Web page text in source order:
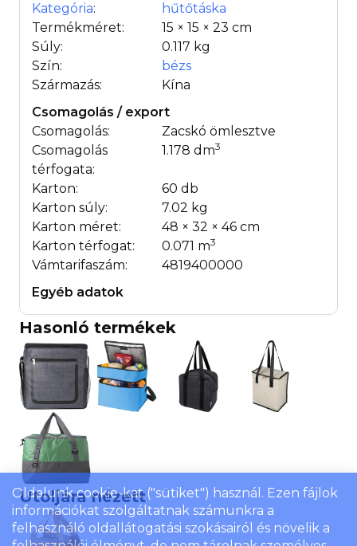
Kategória:
hűtőtáska
Termékméret:
15 × 15 × 23 cm
Súly:
0.117 kg
Szín:
bézs
Származás:
Kína
Csomagolás / export
Csomagolás:
Zacskó ömlesztve
Csomagolás
térfogata:
1.178 dm3
Karton:
60 db
Karton súly:
7.02 kg
Karton méret:
48 × 32 × 46 cm
Karton térfogat:
0.071 m3
Vámtarifaszám:
4819400000
Egyéb adatok
Hasonló termékek
Utoljára nézett
Oldalunk cookie-kat ("sütiket") használ. Ezen fájlok
információkat szolgáltatnak számunkra a
felhasználó oldallátogatási szokásairól és növelik a